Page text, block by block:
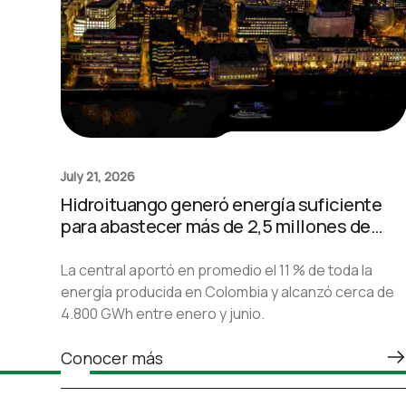
July 21, 2026
Hidroituango generó energía suficiente
para abastecer más de 2,5 millones de
2026
La central aportó en promedio el 11 % de toda la
energía producida en Colombia y alcanzó cerca de
4.800 GWh entre enero y junio.
Conocer más